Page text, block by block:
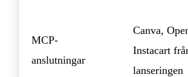
MCP-
anslutningar
Canva,
Instacart
lanseringen